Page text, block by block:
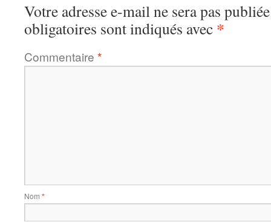
Votre adresse e-mail ne sera pas
obligatoires sont indiqués avec *
Commentaire *
Nom *